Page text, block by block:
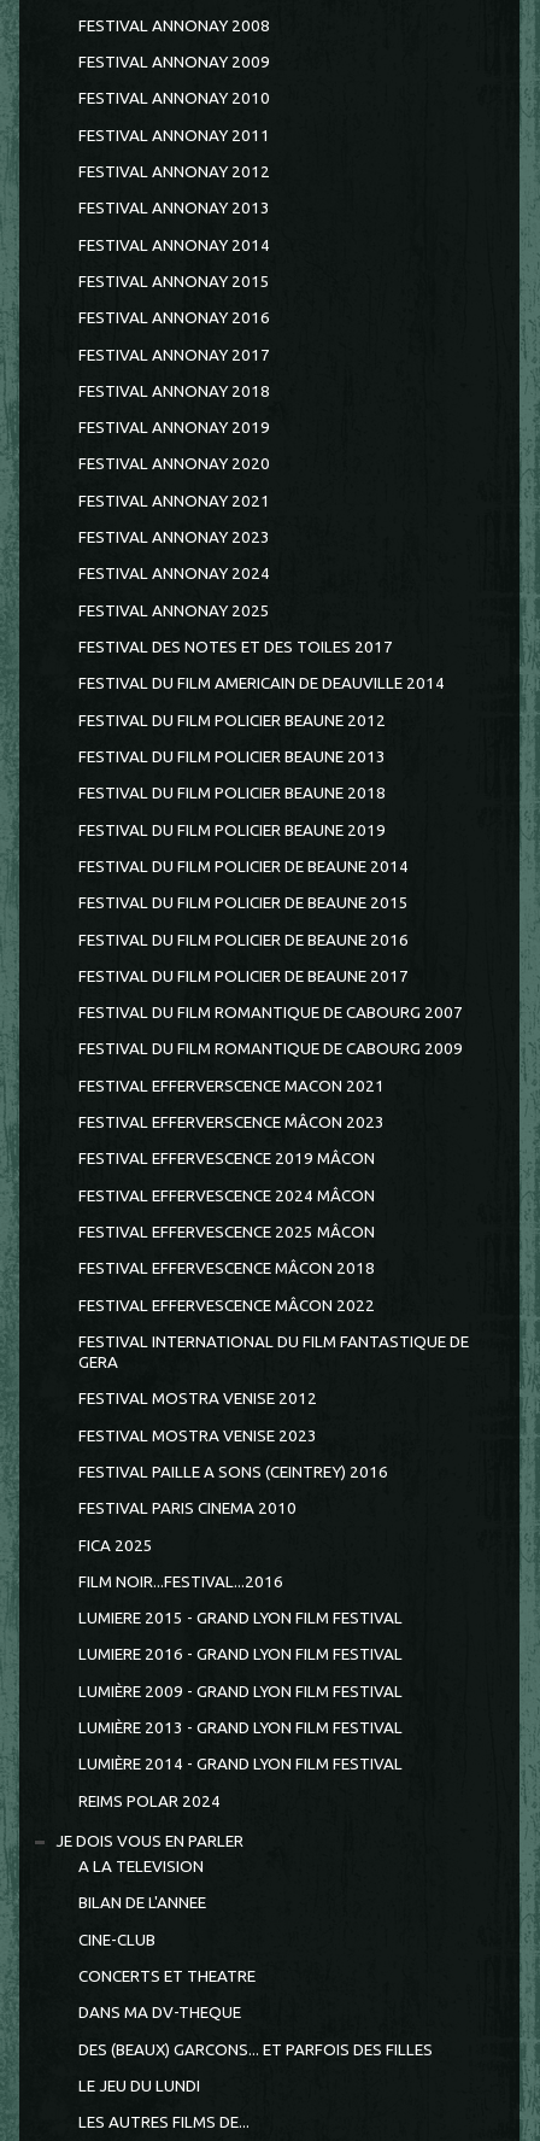
FESTIVAL ANNONAY 2008
FESTIVAL ANNONAY 2009
FESTIVAL ANNONAY 2010
FESTIVAL ANNONAY 2011
FESTIVAL ANNONAY 2012
FESTIVAL ANNONAY 2013
FESTIVAL ANNONAY 2014
FESTIVAL ANNONAY 2015
FESTIVAL ANNONAY 2016
FESTIVAL ANNONAY 2017
FESTIVAL ANNONAY 2018
FESTIVAL ANNONAY 2019
FESTIVAL ANNONAY 2020
FESTIVAL ANNONAY 2021
FESTIVAL ANNONAY 2023
FESTIVAL ANNONAY 2024
FESTIVAL ANNONAY 2025
FESTIVAL DES NOTES ET DES TOILES 2017
FESTIVAL DU FILM AMERICAIN DE DEAUVILLE 2014
FESTIVAL DU FILM POLICIER BEAUNE 2012
FESTIVAL DU FILM POLICIER BEAUNE 2013
FESTIVAL DU FILM POLICIER BEAUNE 2018
FESTIVAL DU FILM POLICIER BEAUNE 2019
FESTIVAL DU FILM POLICIER DE BEAUNE 2014
FESTIVAL DU FILM POLICIER DE BEAUNE 2015
FESTIVAL DU FILM POLICIER DE BEAUNE 2016
FESTIVAL DU FILM POLICIER DE BEAUNE 2017
FESTIVAL DU FILM ROMANTIQUE DE CABOURG 2007
FESTIVAL DU FILM ROMANTIQUE DE CABOURG 2009
FESTIVAL EFFERVERSCENCE MACON 2021
FESTIVAL EFFERVERSCENCE MÂCON 2023
FESTIVAL EFFERVESCENCE 2019 MÂCON
FESTIVAL EFFERVESCENCE 2024 MÂCON
FESTIVAL EFFERVESCENCE 2025 MÂCON
FESTIVAL EFFERVESCENCE MÂCON 2018
FESTIVAL EFFERVESCENCE MÂCON 2022
FESTIVAL INTERNATIONAL DU FILM FANTASTIQUE DE
GERA
FESTIVAL MOSTRA VENISE 2012
FESTIVAL MOSTRA VENISE 2023
FESTIVAL PAILLE A SONS (CEINTREY) 2016
FESTIVAL PARIS CINEMA 2010
FICA 2025
FILM NOIR...FESTIVAL...2016
LUMIERE 2015 - GRAND LYON FILM FESTIVAL
LUMIERE 2016 - GRAND LYON FILM FESTIVAL
LUMIÈRE 2009 - GRAND LYON FILM FESTIVAL
LUMIÈRE 2013 - GRAND LYON FILM FESTIVAL
LUMIÈRE 2014 - GRAND LYON FILM FESTIVAL
REIMS POLAR 2024
JE DOIS VOUS EN PARLER
A LA TELEVISION
BILAN DE L'ANNEE
CINE-CLUB
CONCERTS ET THEATRE
DANS MA DV-THEQUE
DES (BEAUX) GARCONS... ET PARFOIS DES FILLES
LE JEU DU LUNDI
LES AUTRES FILMS DE...